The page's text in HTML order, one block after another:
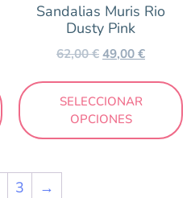
Sandalias Muris Rio
Dusty Pink
62,00€49,00€
SELECCIONAR
OPCIONES
3 →